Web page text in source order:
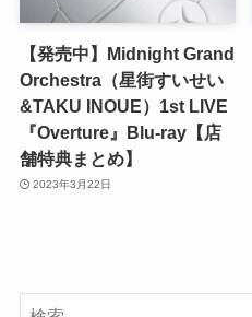
【発売中】Midnight Grand
Orchestra（星街すいせい
&TAKU INOUE）1st LIVE
『Overture』Blu-ray【店
舗特典まとめ】
2023年3月22日